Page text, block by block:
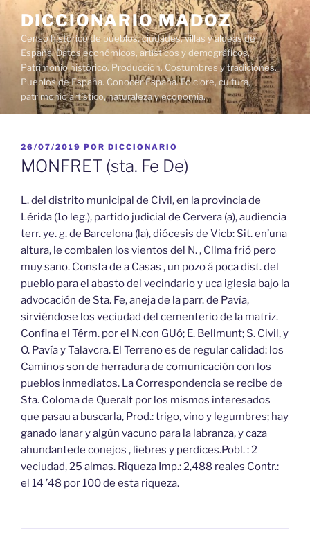
contenido
DICCIONARIO MADOZ
Censo histórico de pueblos, ciudades, villas y aldeas de
España. Datos económicos, artísticos y demográficos.
Patrimonio histórico. Producción. Costumbres y tradiciones.
Pueblos de España. Conocer España. Folclore, cultura,
patrimonio artístico, naturaleza y economía.
PUBLICADO
EL
26/07/2019 POR DICCIONARIO
MONFRET (sta. Fe De)
L. del distrito municipal de Civil, en la provincia de
Lérida (1o leg.), partido judicial de Cervera (a), audiencia
terr. ye. g. de Barcelona (la), diócesis de Vicb: Sit. en’una
altura, le combalen los vientos del N. , Cllma frió pero
muy sano. Consta de a Casas , un pozo á poca dist. del
pueblo para el abasto del vecindario y uca iglesia bajo la
advocación de Sta. Fe, aneja de la parr. de Pavía,
sirviéndose los veciudad del cementerio de la matriz.
Confina el Térm. por el N.con GUó; E. Bellmunt; S. Civil, y
O. Pavía y Talavcra. El Terreno es de regular calidad: los
Caminos son de herradura de comunicación con los
pueblos inmediatos. La Correspondencia se recibe de
Sta. Coloma de Queralt por los mismos interesados
que pasau a buscarla, Prod.: trigo, vino y legumbres; hay
ganado lanar y algún vacuno para la labranza, y caza
ahundantede conejos , liebres y perdices.Pobl. : 2
veciudad, 25 almas. Riqueza Imp.: 2,488 reales Contr.:
el 14 ’48 por 100 de esta riqueza.